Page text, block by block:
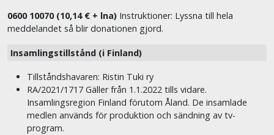
0600 10070 (10,14 € + lna) Instruktioner: Lyssna till hela
meddelandet så blir donationen gjord.
Insamlingstillstånd (i Finland)
Tillståndshavaren: Ristin Tuki ry
RA/2021/1717 Gäller från 1.1.2022 tills vidare.
Insamlingsregion Finland förutom Åland. De insamlade
medlen används för produktion och sändning av tv-
program.